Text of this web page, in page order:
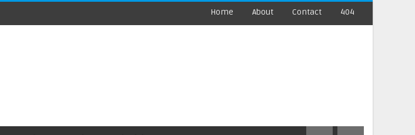
Home About Contact 404